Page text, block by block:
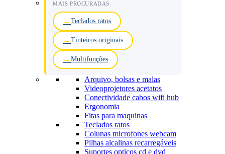
MAIS PROCURADAS
Teclados ratos
Tinteiros originais
Multifunções
Arquivo, bolsas e malas
Videoprojetores acetatos
Conectividade cabos wifi hub
Ergonomia
Fitas para maquinas
Teclados ratos
Colunas microfones webcam
Pilhas alcalinas recarregáveis
Suportes opticos cd e dvd